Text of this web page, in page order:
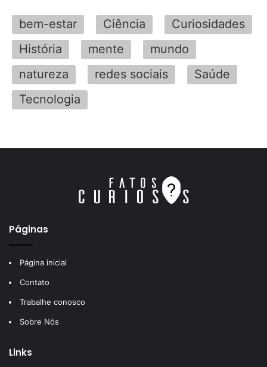
bem-estar Ciência
Curiosidades
História
mente
mundo
natureza
redes sociais
Saúde
Tecnologia
Páginas
Página inicial
Contato
Trabalhe conosco
Sobre Nós
Links